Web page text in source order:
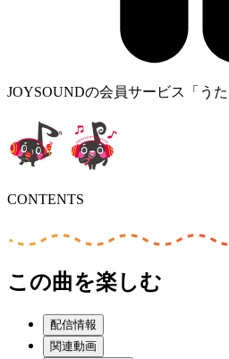
JOYSOUNDの会員サービス「う
CONTENTS
この曲を楽しむ
配信情報
関連動画